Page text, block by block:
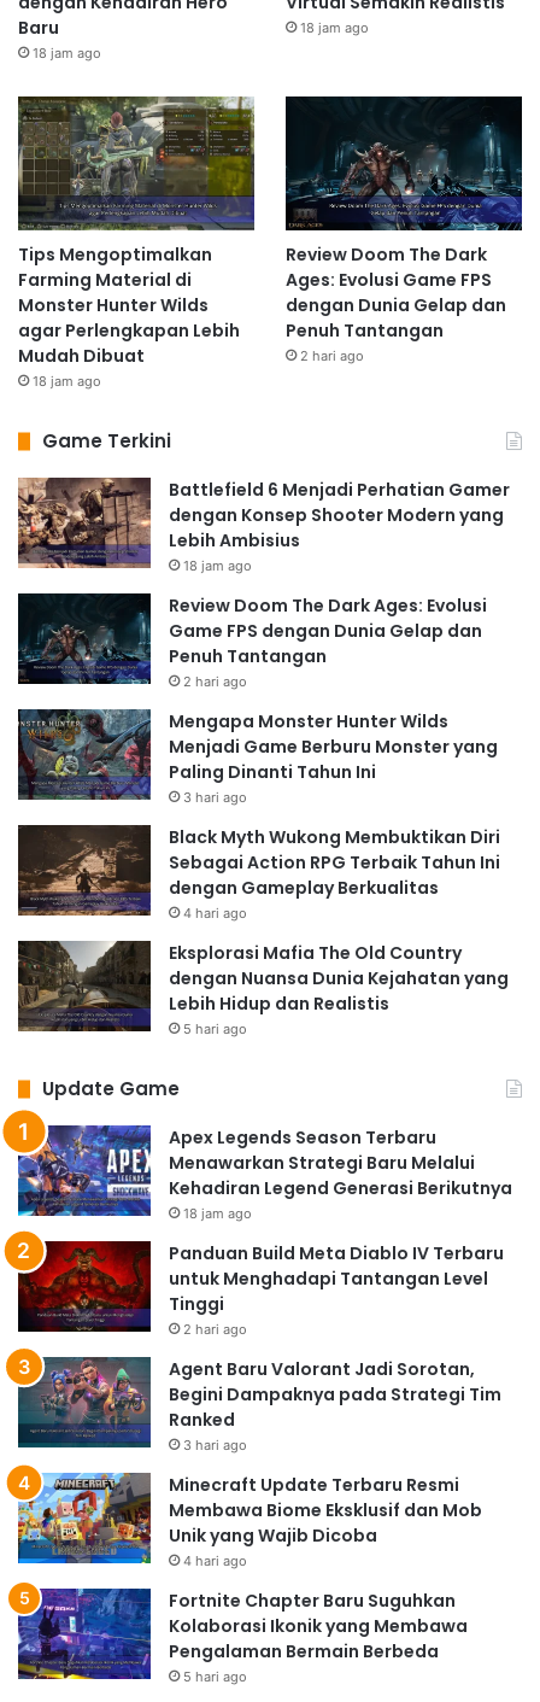
Baru
18 jam ago
18 jam ago
Tips Mengoptimalkan
Farming Material di
Monster Hunter Wilds
agar Perlengkapan Lebih
Mudah Dibuat
18 jam ago
Review Doom The Dark
Ages: Evolusi Game FPS
dengan Dunia Gelap dan
Penuh Tantangan
2 hari ago
Game Terkini
Battlefield 6 Menjadi Perhatian Gamer
dengan Konsep Shooter Modern yang
Lebih Ambisius
18 jam ago
Review Doom The Dark Ages: Evolusi
Game FPS dengan Dunia Gelap dan
Penuh Tantangan
2 hari ago
Mengapa Monster Hunter Wilds
Menjadi Game Berburu Monster yang
Paling Dinanti Tahun Ini
3 hari ago
Black Myth Wukong Membuktikan Diri
Sebagai Action RPG Terbaik Tahun Ini
dengan Gameplay Berkualitas
4 hari ago
Eksplorasi Mafia The Old Country
dengan Nuansa Dunia Kejahatan yang
Lebih Hidup dan Realistis
5 hari ago
Update Game
Apex Legends Season Terbaru
Menawarkan Strategi Baru Melalui
Kehadiran Legend Generasi Berikutnya
18 jam ago
Panduan Build Meta Diablo IV Terbaru
untuk Menghadapi Tantangan Level
Tinggi
2 hari ago
Agent Baru Valorant Jadi Sorotan,
Begini Dampaknya pada Strategi Tim
Ranked
3 hari ago
Minecraft Update Terbaru Resmi
Membawa Biome Eksklusif dan Mob
Unik yang Wajib Dicoba
4 hari ago
Fortnite Chapter Baru Suguhkan
Kolaborasi Ikonik yang Membawa
Pengalaman Bermain Berbeda
5 hari ago